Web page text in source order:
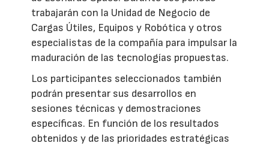
trabajarán con la Unidad de Negocio de
Cargas Útiles, Equipos y Robótica y otros
especialistas de la compañía para impulsar la
maduración de las tecnologías propuestas.
Los participantes seleccionados también
podrán presentar sus desarrollos en
sesiones técnicas y demostraciones
específicas. En función de los resultados
obtenidos y de las prioridades estratégicas